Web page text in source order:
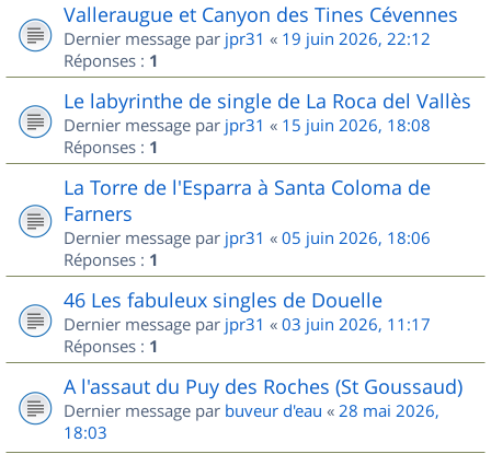
Valleraugue et Canyon des Tines Cévennes
Dernier message par jpr31 « 19 juin 2026, 22:12
Réponses : 1
Le labyrinthe de single de La Roca del Vallès
Dernier message par jpr31 « 15 juin 2026, 18:08
Réponses : 1
La Torre de l'Esparra à Santa Coloma de
Farners
Dernier message par jpr31 « 05 juin 2026, 18:06
Réponses : 1
46 Les fabuleux singles de Douelle
Dernier message par jpr31 « 03 juin 2026, 11:17
Réponses : 1
A l'assaut du Puy des Roches (St Goussaud)
Dernier message par buveur d'eau « 28 mai 2026,
18:03